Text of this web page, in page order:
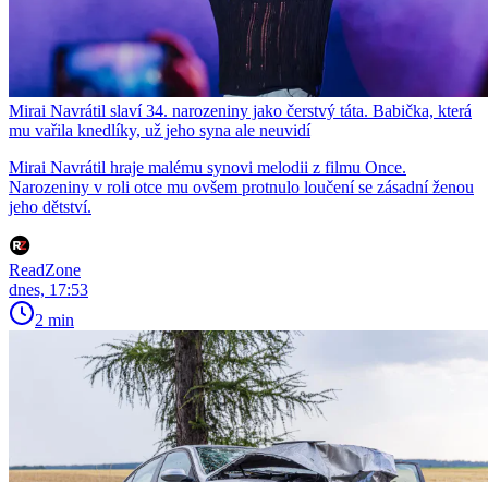
Mirai Navrátil slaví 34. narozeniny jako čerstvý táta. Babička, která
mu vařila knedlíky, už jeho syna ale neuvidí
Mirai Navrátil hraje malému synovi melodii z filmu Once.
Narozeniny v roli otce mu ovšem protnulo loučení se zásadní ženou
jeho dětství.
ReadZone
dnes, 17:53
2 min